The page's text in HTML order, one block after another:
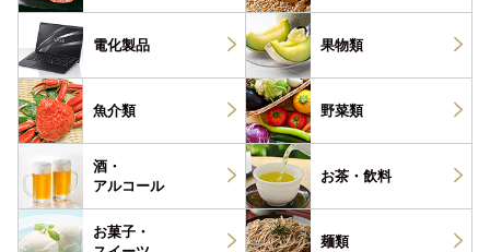
電化製品 果物類
魚介類 野菜類
酒・
アルコール
お茶・ 飲料
お菓子・
麺類